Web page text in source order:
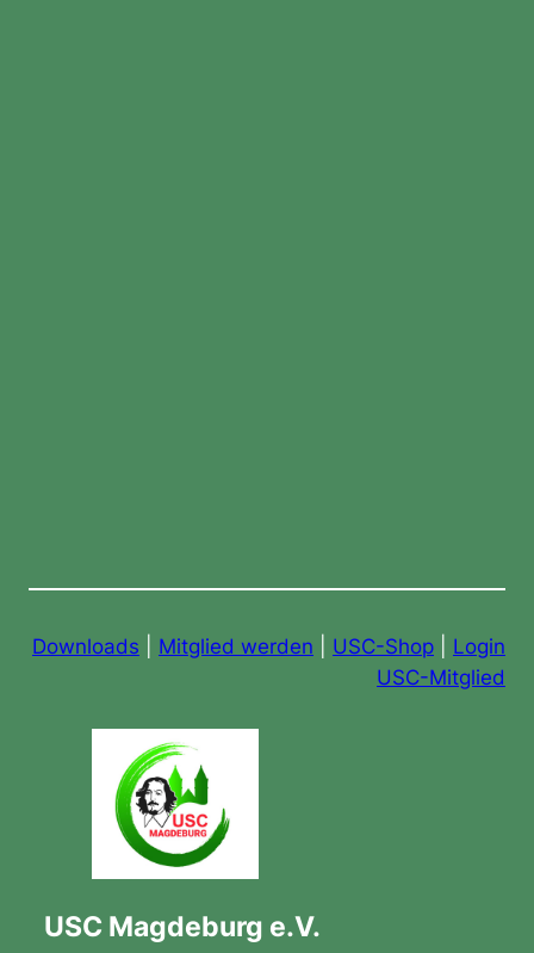
Downloads Mitglied werden USC-Shop
Login
USC-Mitglied
USC Magdeburg e.V.